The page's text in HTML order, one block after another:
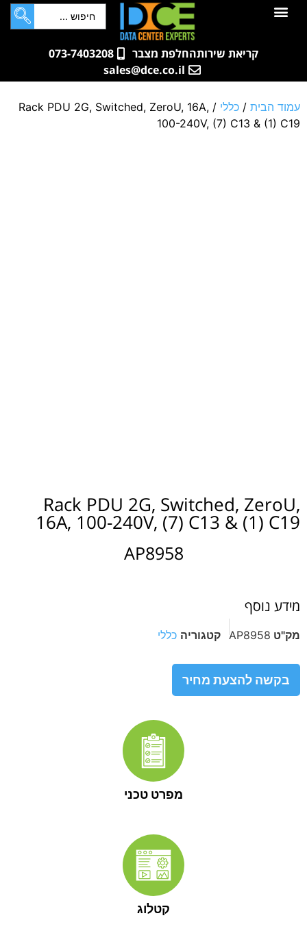
לתוכן
קריאת שירותהחלפת מצבר
073-7403208
sales@dce.co.il
עמוד הבית / כללי
/ Rack PDU 2G, Switched, ZeroU, 16A,
100-240V, (7) C13 & (1) C19
Rack PDU 2G, Switched, ZeroU,
16A, 100-240V, (7) C13 & (1) C19
AP8958
מידע נוסף
מק"ט AP8958 קטגוריה כללי
בקשה להצעת מחיר
מפרט טכני
קטלוג